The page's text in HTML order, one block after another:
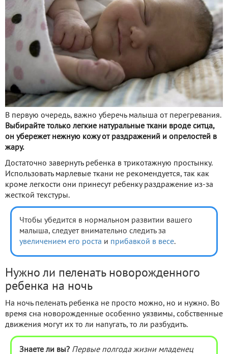
В первую очередь, важно уберечь малыша от перегревания.
Выбирайте только легкие натуральные ткани вроде ситца,
он убережет нежную кожу от раздражений и опрелостей в
жару.
Достаточно завернуть ребенка в трикотажную простынку.
Использовать марлевые ткани не рекомендуется, так как
кроме легкости они принесут ребенку раздражение из-за
жесткой текстуры.
Чтобы убедится в нормальном развитии вашего
малыша, следует внимательно следить за
увеличением его роста и прибавкой в весе.
Нужно ли пеленать новорожденного
ребенка на ночь
На ночь пеленать ребенка не просто можно, но и нужно. Во
время сна новорожденные особенно уязвимы, собственные
движения могут их то ли напугать, то ли разбудить.
Знаете ли вы? Первые полгода жизни младенец